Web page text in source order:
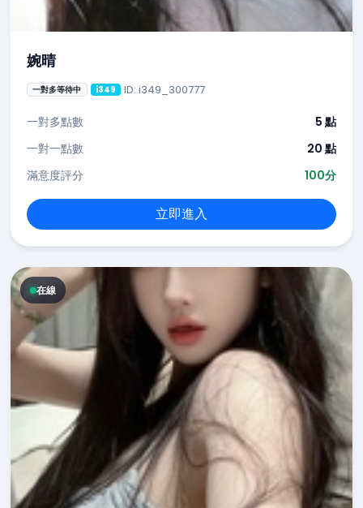
婉晴
一對多等待中 i349 ID: i349_300777
一對多點數
5 點
一對一點數
20 點
滿意度評分
100分
立即進入
在線